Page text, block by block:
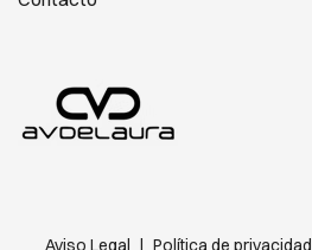
Aviso Legal | Política de privacidad